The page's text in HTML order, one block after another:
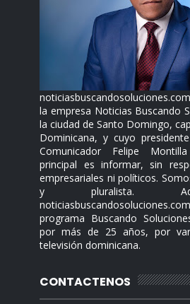
la empresa Noticias Buscando
la ciudad de Santo Domingo,
Dominicana, y cuyo
Comunicador Felipe
principal es informar, sin
empresariales ni políticos.
y pluralista.
programa Buscando
por más de 25 años, por
televisión dominicana.
CONTACTENOS